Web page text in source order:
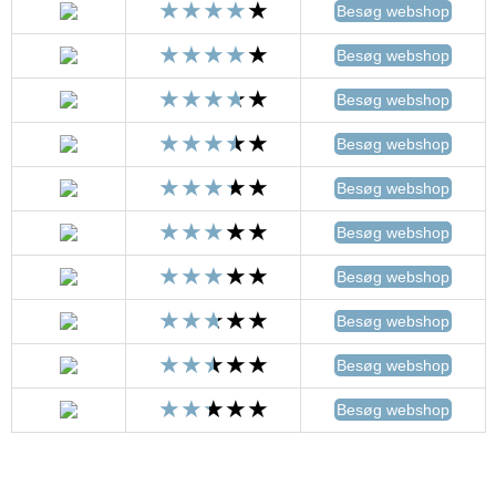
Besøg webshop
Besøg webshop
Besøg webshop
Besøg webshop
Besøg webshop
Besøg webshop
Besøg webshop
Besøg webshop
Besøg webshop
Besøg webshop